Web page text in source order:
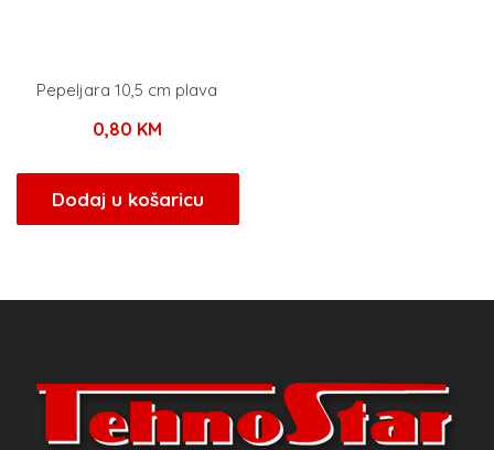
Pepeljara 10,5 cm plava
0,80 KM
Dodaj u košaricu